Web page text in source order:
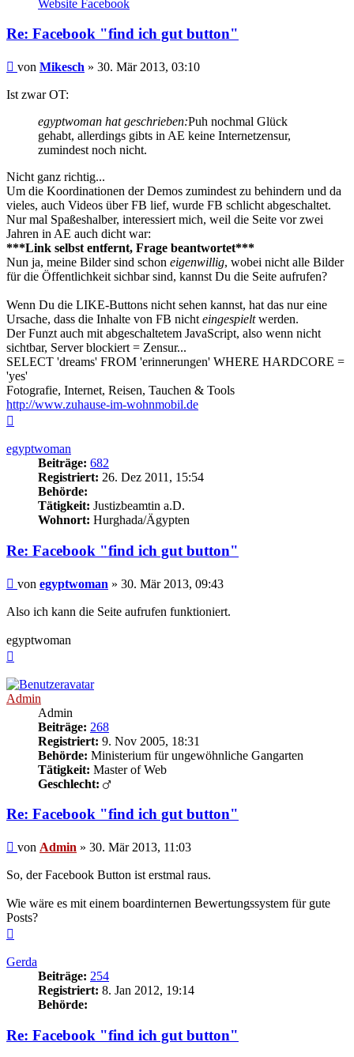
Mikesch
Website Facebook
Re: Facebook "find ich gut button"
Beitrag
von Mikesch » 30. Mär 2013, 03:10
Ist zwar OT:
egyptwoman hat geschrieben:Puh nochmal Glück
gehabt, allerdings gibts in AE keine Internetzensur,
zumindest noch nicht.
Nicht ganz richtig...
Um die Koordinationen der Demos zumindest zu behindern und da
vieles, auch Videos über FB lief, wurde FB schlicht abgeschaltet.
Nur mal Spaßeshalber, interessiert mich, weil die Seite vor zwei
Jahren in AE auch dicht war:
***Link selbst entfernt, Frage beantwortet***
Nun ja, meine Bilder sind schon eigenwillig, wobei nicht alle Bilder
für die Öffentlichkeit sichbar sind, kannst Du die Seite aufrufen?
Wenn Du die LIKE-Buttons nicht sehen kannst, hat das nur eine
Ursache, dass die Inhalte von FB nicht eingespieltwerden.
Der Funzt auch mit abgeschaltetem JavaScript, also wenn nicht
sichtbar, Server blockiert = Zensur...
SELECT 'dreams' FROM 'erinnerungen' WHERE HARDCORE =
'yes'
Fotografie, Internet, Reisen, Tauchen & Tools
http://www.zuhause-im-wohnmobil.de
egyptwoman
Beiträge: 682
Registriert: 26. Dez 2011, 15:54
Behörde:
Tätigkeit: Justizbeamtin a.D.
Wohnort: Hurghada/Ägypten
Re: Facebook "find ich gut button"
Beitrag
von egyptwoman » 30. Mär 2013, 09:43
Also ich kann die Seite aufrufen funktioniert.
egyptwoman
Admin
Admin
Beiträge: 268
Registriert: 9. Nov 2005, 18:31
Behörde: Ministerium für ungewöhnliche Gangarten
Tätigkeit: Master of Web
Geschlecht:
Re: Facebook "find ich gut button"
Beitrag
von Admin » 30. Mär 2013, 11:03
So, der Facebook Button ist erstmal raus.
Wie wäre es mit einem boardinternen Bewertungssystem für gute
Posts?
Gerda
Beiträge: 254
Registriert: 8. Jan 2012, 19:14
Behörde:
Re: Facebook "find ich gut button"